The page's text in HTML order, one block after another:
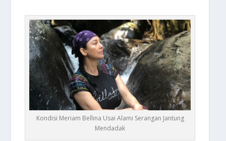
Kondisi Meriam Bellina Usai Alami Serangan Jantung
Mendadak